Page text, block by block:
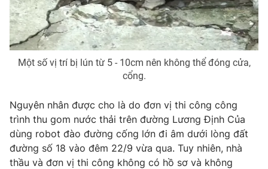
Photo Infographic
Video Shorts video
VTV Sức khoẻ Bất động sản
Thị trường 24h Tấm lòng Việt
Một số vị trí bị lún từ 5 - 10cm nên không thể đóng cửa,
cổng.
Nguyên nhân được cho là do đơn vị thi công công
trình thu gom nước thải trên đường Lương Định Của
dùng robot đào đường cống lớn đi âm dưới lòng đất
đường số 18 vào đêm 22/9 vừa qua. Tuy nhiên, nhà
thầu và đơn vị thi công không có hồ sơ và không